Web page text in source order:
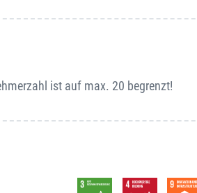
ist auf max. 20 begrenzt!